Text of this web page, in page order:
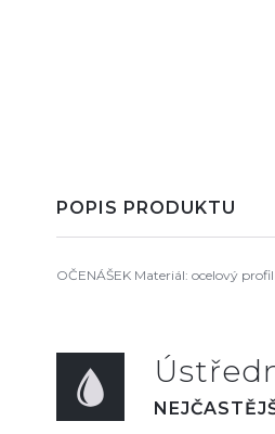
POPIS PRODUKTU
OČENÁŠEK Materiál: ocelový